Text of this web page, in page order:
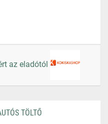
az eladótól
TÖLTŐ